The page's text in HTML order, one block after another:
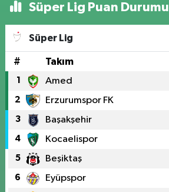
Süper Lig Puan Durumu
Süper Lig
# Takım
1 Amed
2 Erzurumspor FK
3 Başakşehir
4 Kocaelispor
5 Beşiktaş
6 Eyüpspor